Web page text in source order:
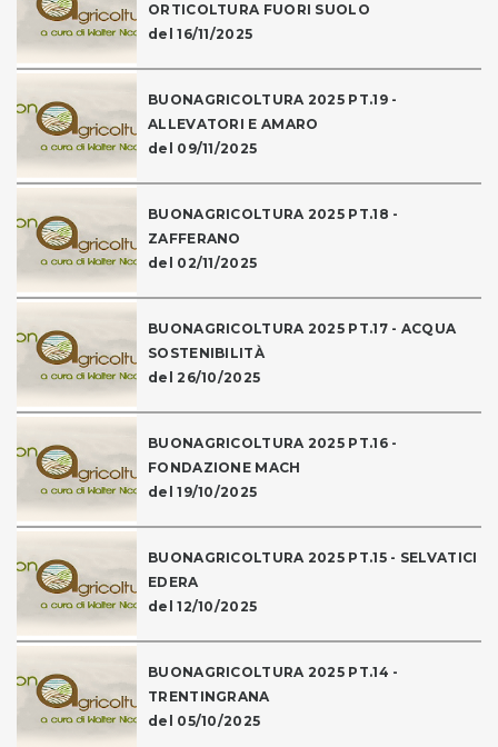
ORTICOLTURA FUORI SUOLO
del 16/11/2025
BUONAGRICOLTURA 2025 PT.19 -
ALLEVATORI E AMARO
del 09/11/2025
BUONAGRICOLTURA 2025 PT.18 -
ZAFFERANO
del 02/11/2025
BUONAGRICOLTURA 2025 PT.17 - ACQUA
SOSTENIBILITÀ
del 26/10/2025
BUONAGRICOLTURA 2025 PT.16 -
FONDAZIONE MACH
del 19/10/2025
BUONAGRICOLTURA 2025 PT.15 - SELVATICI
EDERA
del 12/10/2025
BUONAGRICOLTURA 2025 PT.14 -
TRENTINGRANA
del 05/10/2025